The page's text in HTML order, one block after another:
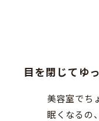
目を閉じてゆ
美容室でち
眠くなるの